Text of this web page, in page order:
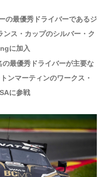
の最優秀ドライバーであるジ
ンス・カップのシルバー・ク
に加入
最優秀ドライバーが主要な
ンマーティンのワークス・
に参戦